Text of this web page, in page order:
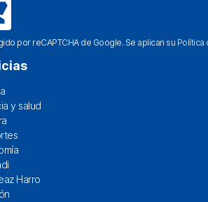
por reCAPTCHA de Google. Se aplican su Política
y salud
Harro